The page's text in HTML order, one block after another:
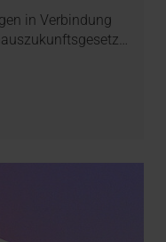
in Verbindung